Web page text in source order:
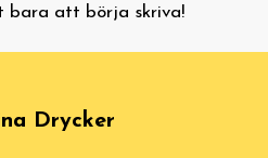
bara att börja skriva!
Drycker